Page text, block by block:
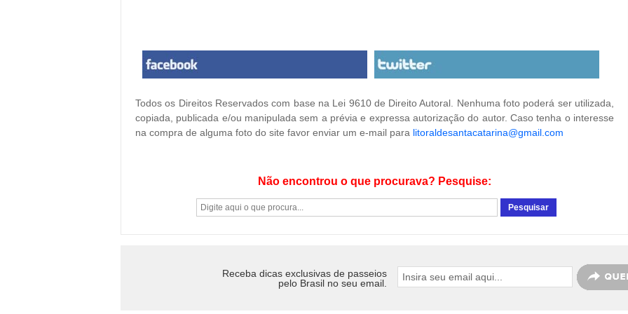
Todos os Direitos Reservados com base na Lei 9610 de Direito Autoral. Nenhuma foto poderá ser utilizada,
copiada, publicada e/ou manipulada sem a prévia e expressa autorização do autor. Caso tenha o interesse
na compra de alguma foto do site favor enviar um e-mail para litoraldesantacatarina@gmail.com
Não encontrou o que procurava? Pesquise:
Receba dicas exclusivas de passeios
pelo Brasil no seu email.